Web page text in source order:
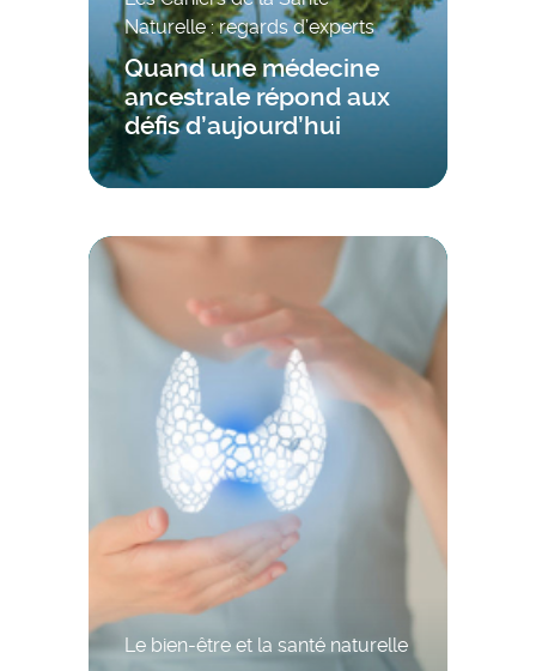
Naturelle : regards d’experts
Quand une médecine
ancestrale répond aux
défis d’aujourd’hui
Le bien-être et la santé naturelle